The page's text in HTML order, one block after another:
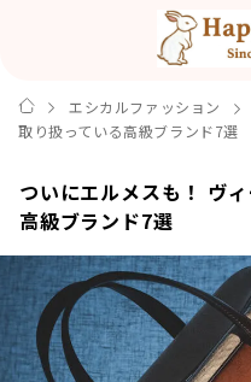
エシカルファッション
取り扱っている高級ブランド7選
ついにエルメスも！ ヴ
高級ブランド7選